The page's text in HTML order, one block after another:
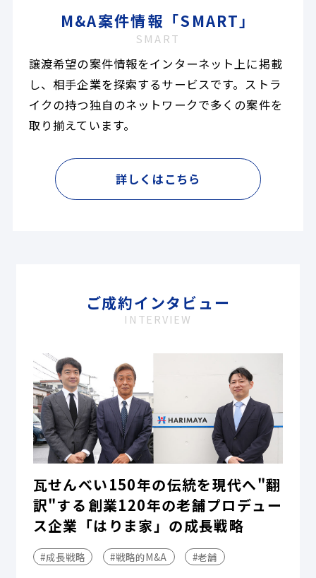
M&A案件情報「SMART」
SMART
譲渡希望の案件情報をインターネット上に掲載
し、相手企業を探索するサービスです。ストラ
イクの持つ独自のネットワークで多くの案件を
取り揃えています。
詳しくはこちら
ご成約インタビュー
INTERVIEW
瓦せんべい150年の伝統を現代へ"翻
訳"する――創業120年の老舗プロデュー
ス企業「はりま家」の成長戦略
#成長戦略 #戦略的M&A #老舗